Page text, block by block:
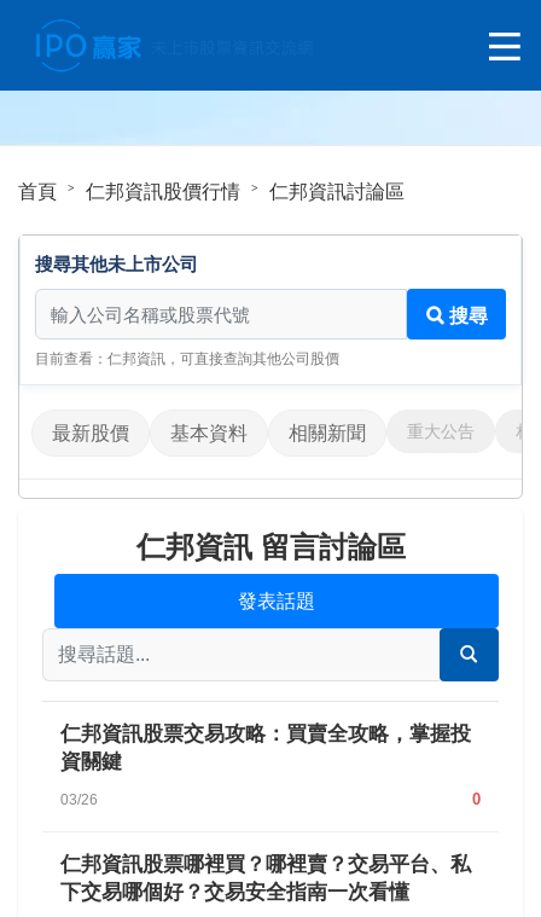
首頁 仁邦資訊股價行情 仁邦資訊討論區
搜尋其他未上市公司
搜尋其他未上市公司
搜尋
目前查看：仁邦資訊，可直接查詢其他公司股價
最新股價 基本資料 相關新聞 重大公告 相
仁邦資訊 留言討論區
發表話題
仁邦資訊股票交易攻略：買賣全攻略，掌握投
資關鍵
03/26 0
仁邦資訊股票哪裡買？哪裡賣？交易平台、私
下交易哪個好？交易安全指南一次看懂